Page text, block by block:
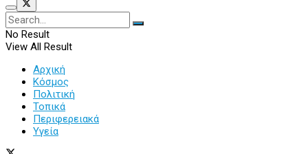
No Result
View All Result
Αρχική
Κόσμος
Πολιτική
Τοπικά
Περιφερειακά
Υγεία